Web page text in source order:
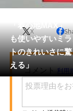
メディア
注目記事を集めた
ITの今と未来を見
スマホと通信の
「着心地MAX」
も使いやすいミ
トのきれいさに
える」
X